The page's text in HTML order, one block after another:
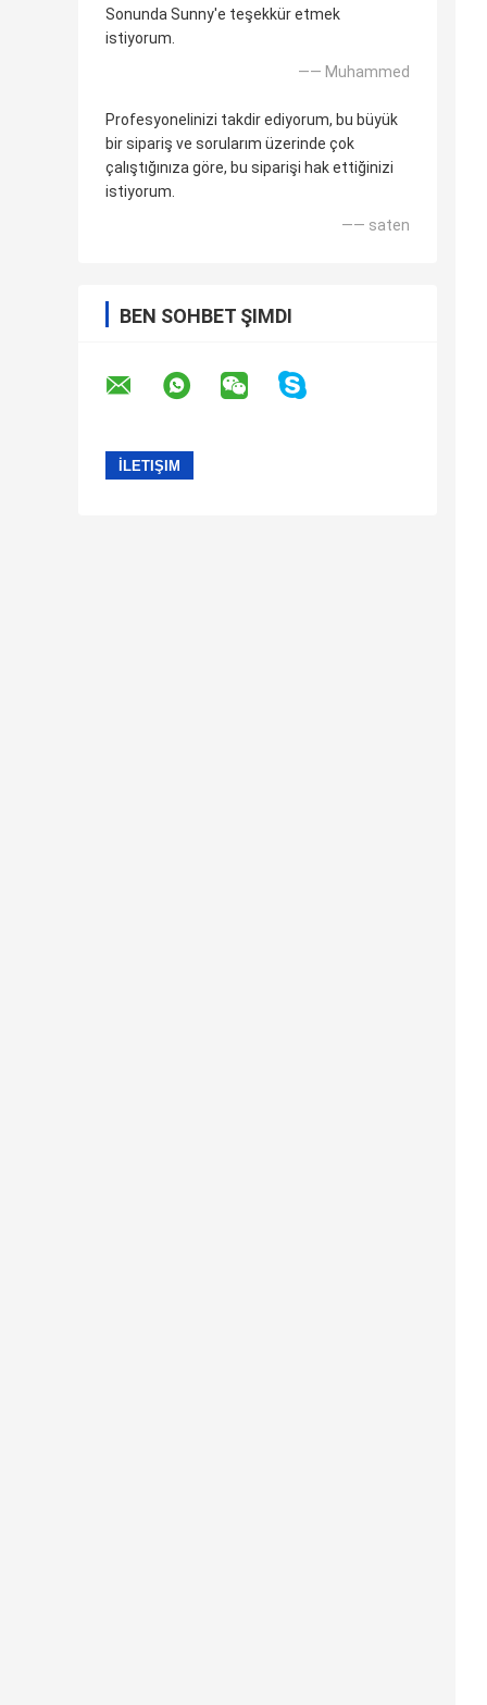
Sonunda Sunny'e teşekkür etmek
istiyorum.
—— Muhammed
Profesyonelinizi takdir ediyorum, bu büyük
bir sipariş ve sorularım üzerinde çok
çalıştığınıza göre, bu siparişi hak ettiğinizi
istiyorum.
—— saten
BEN SOHBET ŞIMDI